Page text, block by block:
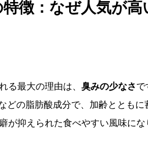
徴：なぜ人気が高
る最大の理由は、 臭みの少なさ で
どの脂肪酸成分で、加齢ととも
が抑えられた食べやすい風味にな